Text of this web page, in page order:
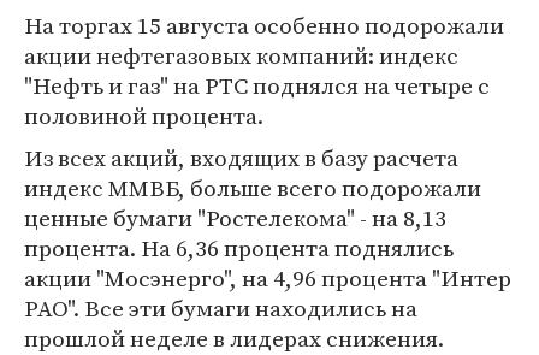
На торгах 15 августа особенно подорожали
акции нефтегазовых компаний: индекс
"Нефть и газ" на РТС поднялся на четыре с
половиной процента.
Из всех акций, входящих в базу расчета
индекс ММВБ, больше всего подорожали
ценные бумаги "Ростелекома" - на 8,13
процента. На 6,36 процента поднялись
акции "Мосэнерго", на 4,96 процента "Интер
РАО". Все эти бумаги находились на
прошлой неделе в лидерах снижения.